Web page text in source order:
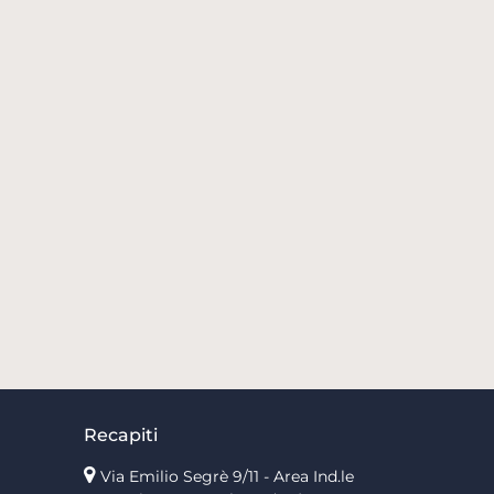
Recapiti
Via Emilio Segrè 9/11 - Area Ind.le